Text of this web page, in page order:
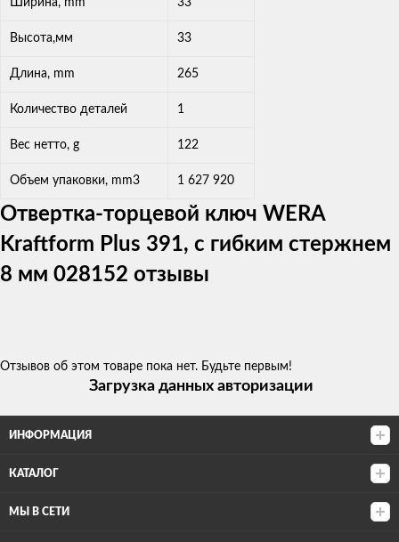
Высота,мм 33
Длина, mm 265
Количество деталей 1
Вес нетто, g 122
Объем упаковки, mm3 1 627 920
Отвертка-торцевой ключ WERA
Kraftform Plus 391, с гибким стержнем
8 мм 028152 отзывы
Отзывов об этом товаре пока нет. Будьте первым!
Загрузка данных авторизации
ИНФОРМАЦИЯ
КАТАЛОГ
МЫ В СЕТИ